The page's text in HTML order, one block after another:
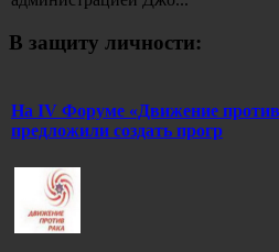
В защиту личности:
На IV Форуме «Движение
предложили создать прогр